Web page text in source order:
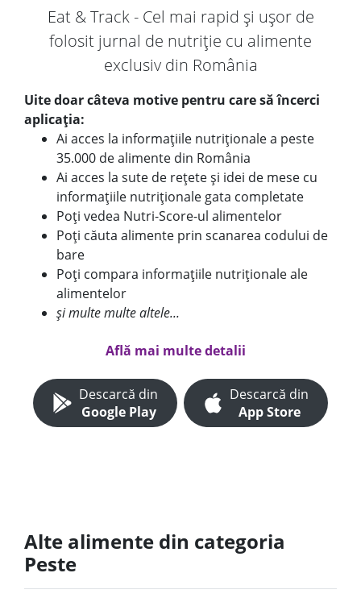
Eat & Track - Cel mai rapid și ușor de
folosit jurnal de nutriție cu alimente
exclusiv din România
Uite doar câteva motive pentru care să încerci
aplicația:
Ai acces la informațiile nutriționale a peste
35.000 de alimente din România
Ai acces la sute de rețete și idei de mese cu
informațiile nutriționale gata completate
Poți vedea Nutri-Score-ul alimentelor
Poți căuta alimente prin scanarea codului de
bare
Poți compara informațiile nutriționale ale
alimentelor
și multe multe altele...
Află mai multe detalii
Descarcă din
Google Play
Descarcă din
App Store
Alte alimente din categoria
Peste